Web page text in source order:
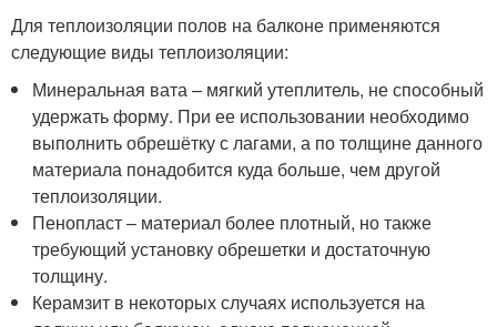
Для теплоизоляции полов на балконе применяются
следующие виды теплоизоляции:
Минеральная вата – мягкий утеплитель, не способный
удержать форму. При ее использовании необходимо
выполнить обрешётку с лагами, а по толщине данного
материала понадобится куда больше, чем другой
теплоизоляции.
Пенопласт – материал более плотный, но также
требующий установку обрешетки и достаточную
толщину.
Керамзит в некоторых случаях используется на